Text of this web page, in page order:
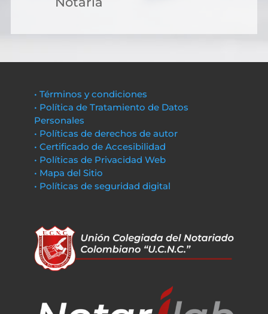
• Términos y condiciones
• Política de Tratamiento de Datos
Personales
• Políticas de derechos de autor
• Certificado de Accesibilidad
• Políticas de Privacidad Web
• Mapa del Sitio
• Políticas de seguridad digital